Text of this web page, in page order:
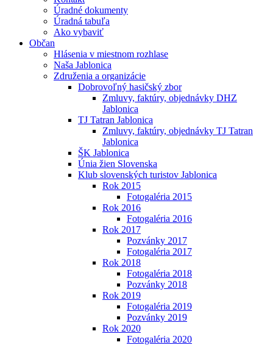
Úradné dokumenty
Úradná tabuľa
Ako vybaviť
Občan
Hlásenia v miestnom rozhlase
Naša Jablonica
Združenia a organizácie
Dobrovoľný hasičský zbor
Zmluvy, faktúry, objednávky DHZ
Jablonica
TJ Tatran Jablonica
Zmluvy, faktúry, objednávky TJ Tatran
Jablonica
ŠK Jablonica
Únia žien Slovenska
Klub slovenských turistov Jablonica
Rok 2015
Fotogaléria 2015
Rok 2016
Fotogaléria 2016
Rok 2017
Pozvánky 2017
Fotogaléria 2017
Rok 2018
Fotogaléria 2018
Pozvánky 2018
Rok 2019
Fotogaléria 2019
Pozvánky 2019
Rok 2020
Fotogaléria 2020